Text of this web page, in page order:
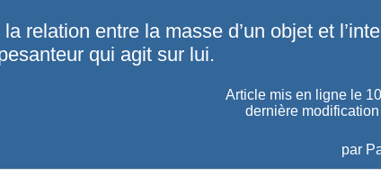
relation entre la masse d’un objet et
qui agit sur lui.
Article mis en ligne le
dernière
par